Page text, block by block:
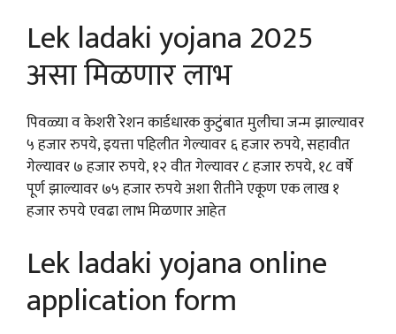
Lek ladaki yojana 2025
असा मिळणार लाभ
पिवळ्या व केशरी रेशन कार्डधारक कुटुंबात मुलीचा जन्म झाल्यावर
५ हजार रुपये, इयत्ता पहिलीत गेल्यावर ६ हजार रुपये, सहावीत
गेल्यावर ७ हजार रुपये, १२ वीत गेल्यावर ८ हजार रुपये, १८ वर्षे
पूर्ण झाल्यावर ७५ हजार रुपये अशा रीतीने एकूण एक लाख १
हजार रुपये एवढा लाभ मिळणार आहेत
Lek ladaki yojana online
application form